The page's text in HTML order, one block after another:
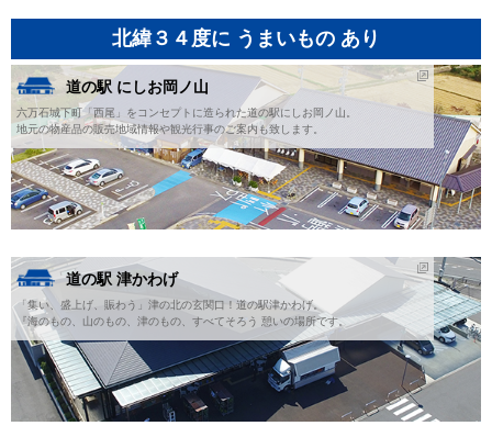
北緯３４度に うまいもの あり
道の駅 にしお岡ノ山
六万石城下町「西尾」をコンセプトに造られた道の駅にしお岡ノ山。
地元の物産品の販売地域情報や観光行事のご案内も致します。
道の駅 津かわげ
「集い、盛上げ、賑わう」津の北の玄関口！道の駅津かわげ。
『海のもの、山のもの、津のもの、すべてそろう 憩いの場所です。